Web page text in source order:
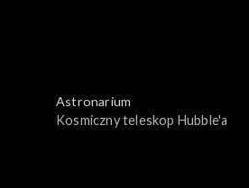
Astronarium
Kosmiczny teleskop Hubble'a